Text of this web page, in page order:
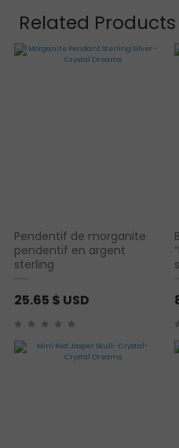
Related Products
Pendentif de morganite
pendentif en argent
sterling
25.65 $ USD